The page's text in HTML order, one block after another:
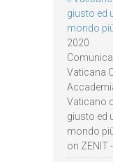
giusto ed
mondo
2020
Vaticana
Vaticano
giusto ed
mondo
on ZENIT